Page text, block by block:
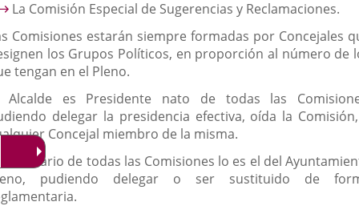
La Comisión Especial de Sugerencias y Reclamaciones.
Comisiones estarán siempre formadas por Concejales
los Grupos Políticos, en proporción al número de
tengan en el Pleno.
Alcalde es Presidente nato de todas las
delegar la presidencia efectiva, oída la
Concejal miembro de la misma.
Secretario de todas las Comisiones lo es el del
pudiendo delegar o ser sustituido de